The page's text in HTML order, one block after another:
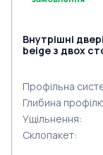
Внутрішні
beige з двох
Профільна
Глибина
Ущільнення:
Склопакет: